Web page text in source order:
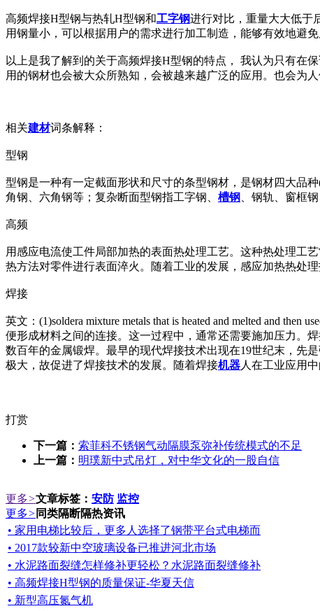
高频焊接H型钢与热轧H型钢和工字钢进行对比，重量大大低于
用钢量小，可以根据用户的需求进行加工制造，能够有效地避
以上是我了解到的关于高频焊接H型钢的特点， 我认为只有在
用的钢材也会被大众所熟知，会被越来越广泛的应用。也会为人
相关建材词条解释：
型钢
型钢是一种有一定截面形状和尺寸的条型钢材，是钢材四大品
角钢、六角钢等；复杂断面型钢指工字钢、 槽钢 、钢轨、窗框
高频
用感应电流使工件局部加热的表面热处理工艺。这种热处理工
热方法对零件进行表面淬火。随着工业的发展，感应加热热处
焊接
英文：(1)soldera mixture metals that is heated and melted and then
便形成材料之间的连接。这一过程中，通常还需要施加压力。
数百年的金属锻焊。最早的现代焊接技术出现在19世纪末，先
极大，故促进了焊接技术的发展。随着焊接机器人在工业应用
打赏
下一篇： 索菲科不锈钢气动隔膜泵弥补传统模式的不足
上一篇： 明璞新中式吊灯，对中华文化的一股自信
更多>文章标签： 安防 监控
更多> 同类隔断隔热资讯
• 家用电梯比较后，更多人选择了钢带平台式电梯而
• 2017款较新中空玻璃设备已推进河北市场
• 水泥路面裂缝怎样修补更轻松？水泥路面裂缝修补
• 高频焊接H型钢的质量保证-华夏天信
• 新型高压氮气机